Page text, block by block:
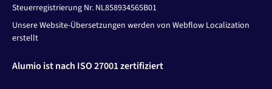
Steuerregistrierung Nr. NL858934565B01
Unsere Website-Übersetzungen werden von Webflow Localization
erstellt
Alumio ist nach ISO 27001 zertifiziert